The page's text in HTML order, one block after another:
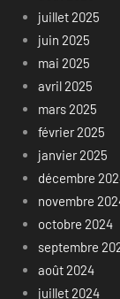
juillet 2025
juin 2025
mai 2025
avril 2025
mars 2025
février 2025
janvier 2025
décembre
novembre
octobre 2024
septembre
août 2024
juillet 2024